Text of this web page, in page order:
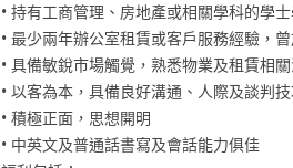
• 持有工商管理、房地產或相關學科的學
• 最少兩年辦公室租賃或客戶服務經驗，
• 具備敏銳市場觸覺，熟悉物業及租賃相
• 以客為本，具備良好溝通、人際及談判
• 積極正面，思想開明
• 中英文及普通話書寫及會話能力俱佳